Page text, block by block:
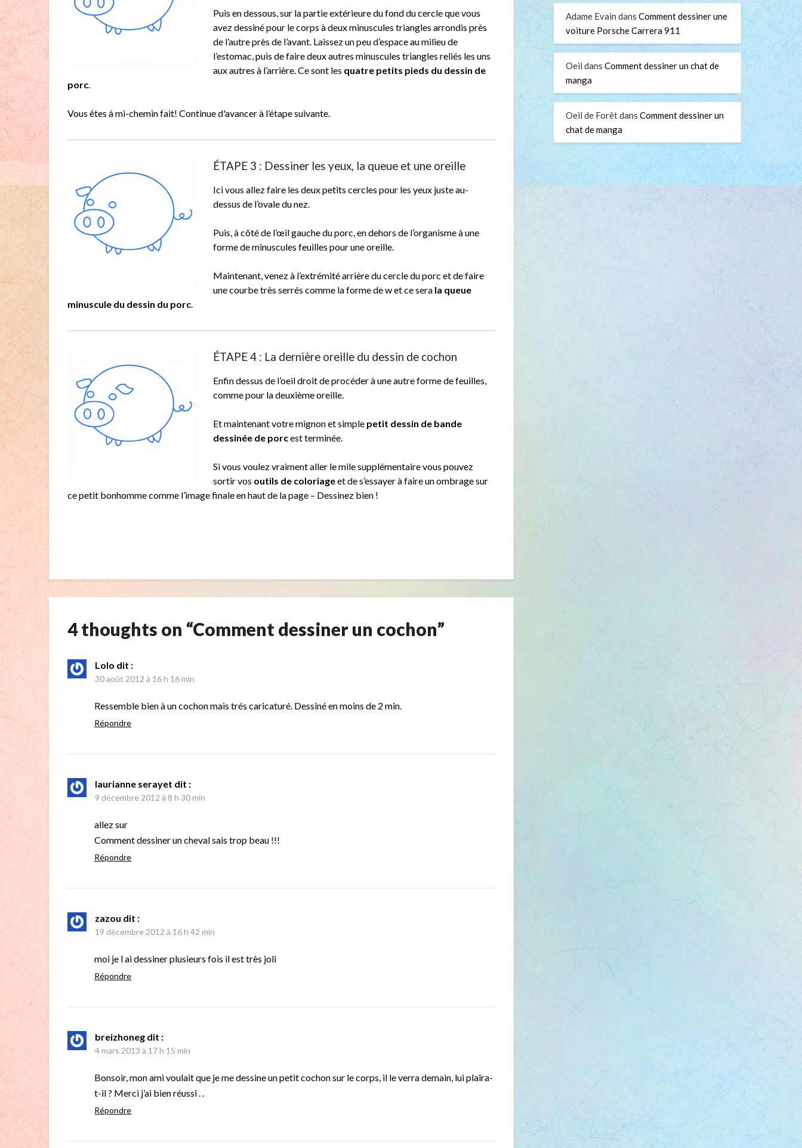
Puis en dessous, sur la partie extérieure du fond du cercle que vous
avez dessiné pour le corps à deux minuscules triangles arrondis près
de l’autre près de l’avant. Laissez un peu d’espace au milieu de
l’estomac, puis de faire deux autres minuscules triangles reliés les uns
aux autres à l’arrière. Ce sont les quatre petits pieds du dessin de
porc.
Vous êtes à mi-chemin fait! Continue d'avancer à l’étape suivante.
ÉTAPE 3 : Dessiner les yeux, la queue et une oreille
Ici vous allez faire les deux petits cercles pour les yeux juste au-
dessus de l’ovale du nez.
Puis, à côté de l’œil gauche du porc, en dehors de l’organisme à une
forme de minuscules feuilles pour une oreille.
Maintenant, venez à l’extrémité arrière du cercle du porc et de faire
une courbe très serrés comme la forme de w et ce sera la queue
minuscule du dessin du porc.
ÉTAPE 4 : La dernière oreille du dessin de cochon
Enfin dessus de l’oeil droit de procéder à une autre forme de feuilles,
comme pour la deuxième oreille.
Et maintenant votre mignon et simple petit dessin de bande
dessinée de porcest terminée.
Si vous voulez vraiment aller le mile supplémentaire vous pouvez
sortir vos outils de coloriageet de s’essayer à faire un ombrage sur
ce petit bonhomme comme l’image finale en haut de la page – Dessinez bien !
4 thoughts on “Comment dessiner un cochon”
Lolo dit :
30 août 2012 à 16 h 16 min
Ressemble bien à un cochon mais trés caricaturé. Dessiné en moins de 2 min.
Répondre
laurianne serayet dit :
9 décembre 2012 à 8 h 30 min
allez sur
Comment dessiner un cheval sais trop beau !!!
Répondre
zazou dit :
19 décembre 2012 à 16 h 42 min
moi je l ai dessiner plusieurs fois il est très joli
Répondre
breizhoneg dit :
4 mars 2013 à 17 h 15 min
Bonsoir, mon ami voulait que je me dessine un petit cochon sur le corps, il le verra demain, lui plaîra-
t-il ? Merci j’ai bien réussi . .
Répondre
Adame Evain dans Comment dessiner une
voiture Porsche Carrera 911
Oeil dans Comment dessiner un chat de
manga
Oeil de Forêtdans Comment dessiner un
chat de manga